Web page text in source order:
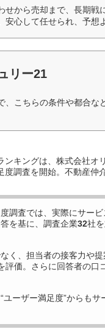
せから売却まで、長期戦
安心して任せられ、予想
リー21
、こちらの条件や都合
ンキングは、株式会社オ
度調査を開始。不動産仲
調査では、実際にサービ
を基に、調査企業32社
く、担当者の接客力や
評価。さらに回答者の口
ユーザー満足度”からもサ